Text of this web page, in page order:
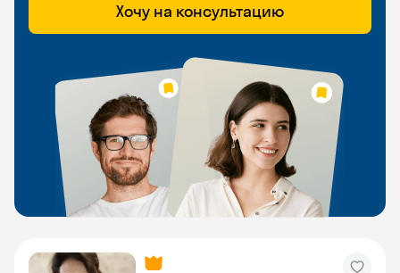
Хочу на консультацию